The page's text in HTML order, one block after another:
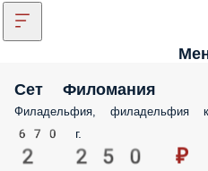
Сет Филомания
Филадельфия, филадельфия
670 г.
2 250 ₽